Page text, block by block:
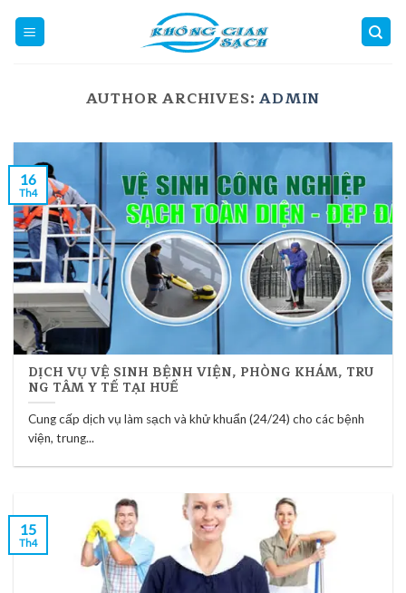
AUTHOR ARCHIVES:ADMIN
DỊCH VỤ VỆ SINH BỆNH VIỆN, PHÒNG KHÁM, TRU
NG TÂM Y TẾ TẠI HUẾ
Cung cấp dịch vụ làm sạch và khử khuẩn (24/24) cho các bệnh
viện, trung...
16
Th4
15
Th4